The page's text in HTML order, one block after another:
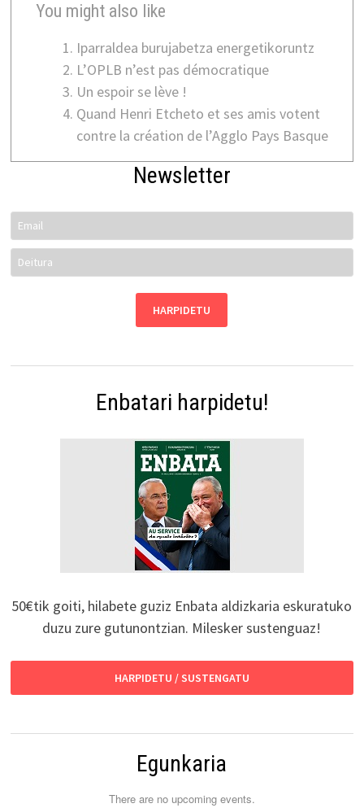
You might also like
Iparraldea burujabetza energetikoruntz
L’OPLB n’est pas démocratique
Un espoir se lève !
Quand Henri Etcheto et ses amis votent
contre la création de l’Agglo Pays Basque
Newsletter
Enbatari harpidetu!
50€tik goiti, hilabete guziz Enbata aldizkaria eskuratuko
duzu zure gutunontzian. Milesker sustenguaz!
HARPIDETU / SUSTENGATU
Egunkaria
There are no upcoming events.